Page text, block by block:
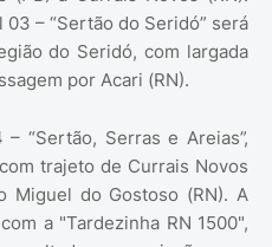
03 – “Sertão do Seridó” será
do Seridó, com largada
por Acari (RN).
“Sertão, Serras e Areias”,
trajeto de Currais Novos
Miguel do Gostoso (RN). A
a "Tardezinha RN 1500",